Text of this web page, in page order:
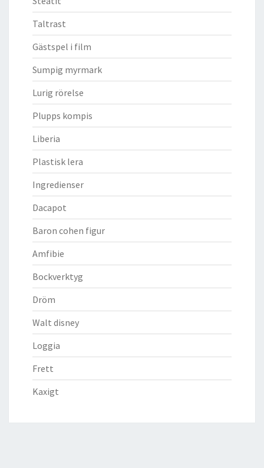
Taltrast
Gästspel i film
Sumpig myrmark
Lurig rörelse
Plupps kompis
Liberia
Plastisk lera
Ingredienser
Dacapot
Baron cohen figur
Amfibie
Bockverktyg
Dröm
Walt disney
Loggia
Frett
Kaxigt